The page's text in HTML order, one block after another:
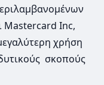
Mastercard Inc,
χρήση
σκοπούς